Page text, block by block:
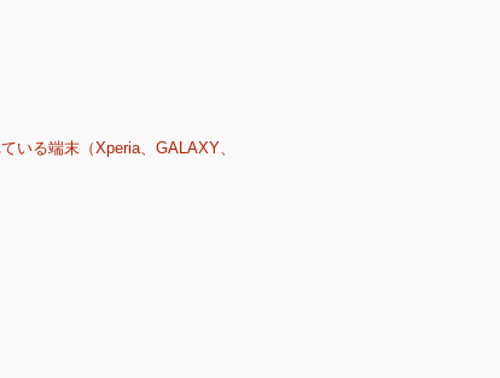
いる端末（Xperia、GALAXY、